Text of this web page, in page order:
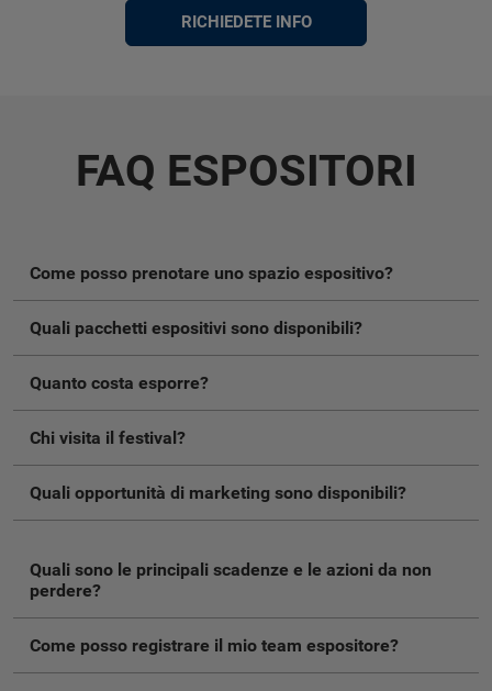
RICHIEDETE INFO
FAQ ESPOSITORI
Come posso prenotare uno spazio espositivo?
Quali pacchetti espositivi sono disponibili?
Quanto costa esporre?
Chi visita il festival?
Quali opportunità di marketing sono disponibili?
Quali sono le principali scadenze e le azioni da non
perdere?
Come posso registrare il mio team espositore?